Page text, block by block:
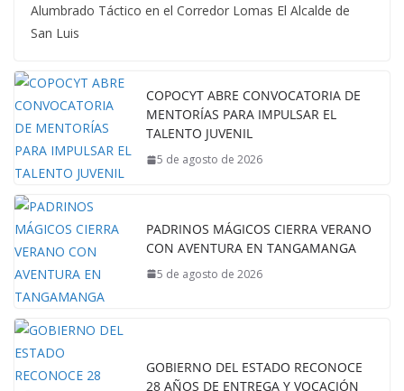
Alumbrado Táctico en el Corredor Lomas El Alcalde de
San Luis
COPOCYT ABRE CONVOCATORIA DE
MENTORÍAS PARA IMPULSAR EL
TALENTO JUVENIL
5 de agosto de 2026
PADRINOS MÁGICOS CIERRA VERANO
CON AVENTURA EN TANGAMANGA
5 de agosto de 2026
GOBIERNO DEL ESTADO RECONOCE
28 AÑOS DE ENTREGA Y VOCACIÓN